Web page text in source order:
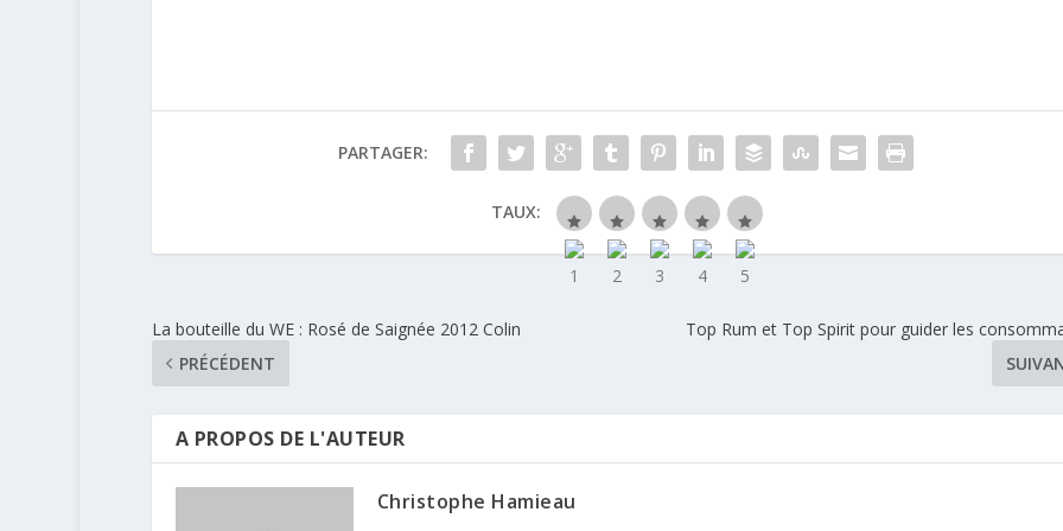
PARTAGER:
TAUX:
La bouteille du WE : Rosé de Saignée 2012 Colin
PRÉCÉDENT
Top Rum et Top Spirit pour guider les
A PROPOS DE L'AUTEUR
Christophe Hamieau